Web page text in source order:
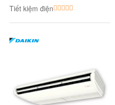
Tiết kiệm điện